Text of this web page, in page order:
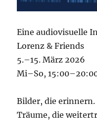
Eine audiovisuelle
Lorenz & Friends
5.–15. März 2026
Mi–So,
Bilder, die
Träume, die